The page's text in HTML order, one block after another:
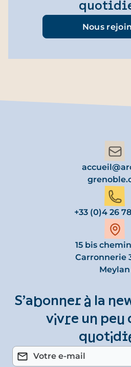
Nous
+33 (0)4 26
15 bis
Carronnerie
Meylan
S’abonner à la
vivre un peu